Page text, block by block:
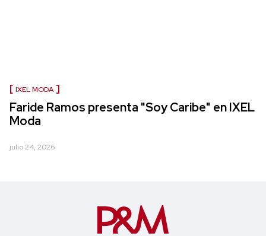
IXEL MODA
Faride Ramos presenta "Soy Caribe" en IXEL
Moda
julio 24, 2026